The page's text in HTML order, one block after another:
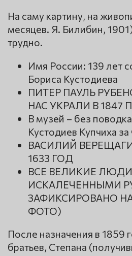
На саму картину, на
месяцев. Я. Билибин,
трудно.
Имя России: 139 лет
Бориса Кустодиева
ПИТЕР ПАУЛЬ
НАС УКРАЛИ В
В музей – без
Кустодиев Купчиха
ВАСИЛИЙ
1633 ГОД
ВСЕ ВЕЛИКИЕ
ИСКАЛЕЧЕННЫМИ
ЗАФИКСИРОВАНО
ФОТО)
После назначения в 1859
братьев, Степана